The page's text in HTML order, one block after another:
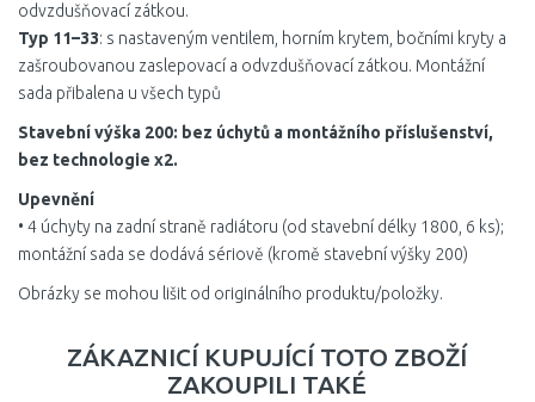
odvzdušňovací zátkou.
Typ 11–33: s nastaveným ventilem, horním krytem, bočními kryty a
zašroubovanou zaslepovací a odvzdušňovací zátkou. Montážní
sada přibalena u všech typů
Stavební výška 200: bez úchytů a montážního příslušenství,
bez technologie x2.
Upevnění
• 4 úchyty na zadní straně radiátoru (od stavební délky 1800, 6 ks);
montážní sada se dodává sériově (kromě stavební výšky 200)
Obrázky se mohou lišit od originálního produktu/položky.
ZÁKAZNICÍ KUPUJÍCÍ TOTO ZBOŽÍ
ZAKOUPILI TAKÉ